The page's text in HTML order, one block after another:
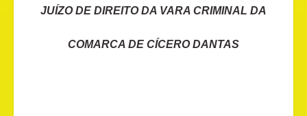
JUÍZO DE DIREITO DA VARA CRIMINAL DA
COMARCA DE CÍCERO DANTAS